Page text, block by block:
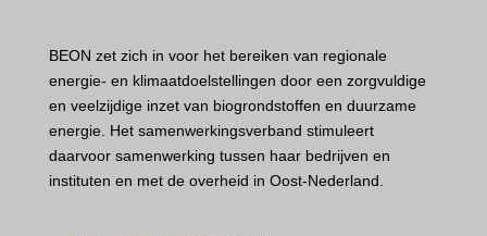
BEON zet zich in voor het bereiken van regionale
energie- en klimaatdoelstellingen door een zorgvuldige
en veelzijdige inzet van biogrondstoffen en duurzame
energie. Het samenwerkingsverband stimuleert
daarvoor samenwerking tussen haar bedrijven en
instituten en met de overheid in Oost-Nederland.